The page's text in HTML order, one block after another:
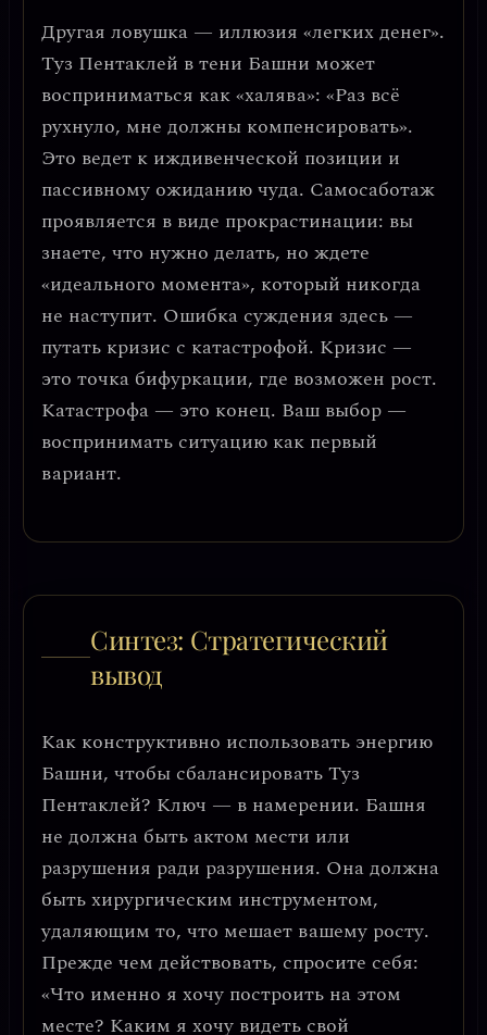
Другая ловушка — иллюзия «легких денег».
Туз Пентаклей в тени Башни может
восприниматься как «халява»: «Раз всё
рухнуло, мне должны компенсировать».
Это ведет к иждивенческой позиции и
пассивному ожиданию чуда. Самосаботаж
проявляется в виде прокрастинации: вы
знаете, что нужно делать, но ждете
«идеального момента», который никогда
не наступит. Ошибка суждения здесь —
путать кризис с катастрофой. Кризис —
это точка бифуркации, где возможен рост.
Катастрофа — это конец. Ваш выбор —
воспринимать ситуацию как первый
вариант.
Синтез: Стратегический
вывод
Как конструктивно использовать энергию
Башни, чтобы сбалансировать Туз
Пентаклей? Ключ — в намерении. Башня
не должна быть актом мести или
разрушения ради разрушения. Она должна
быть хирургическим инструментом,
удаляющим то, что мешает вашему росту.
Прежде чем действовать, спросите себя:
«Что именно я хочу построить на этом
месте? Каким я хочу видеть свой